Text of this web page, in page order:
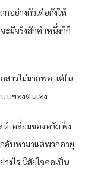
อย่างกัวเต๋อกังให้
ะมีจริงสักคำหนึ่งก็ก็
สาวไม่มากพอ แต่ใน
บของตนเอง
เหลี่ยมของหวังเฟิ่ง
กลับหามาแต่พวกอายุ
งไร นิสัยใจคอเป็น